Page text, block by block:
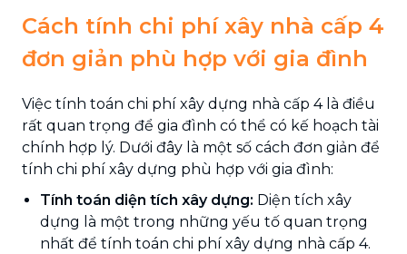
Cách tính chi phí xây nhà cấp 4
đơn giản phù hợp với gia đình
Việc tính toán chi phí xây dựng nhà cấp 4 là điều
rất quan trọng để gia đình có thể có kế hoạch tài
chính hợp lý. Dưới đây là một số cách đơn giản để
tính chi phí xây dựng phù hợp với gia đình:
Tính toán diện tích xây dựng: Diện tích xây
dựng là một trong những yếu tố quan trọng
nhất để tính toán chi phí xây dựng nhà cấp 4.